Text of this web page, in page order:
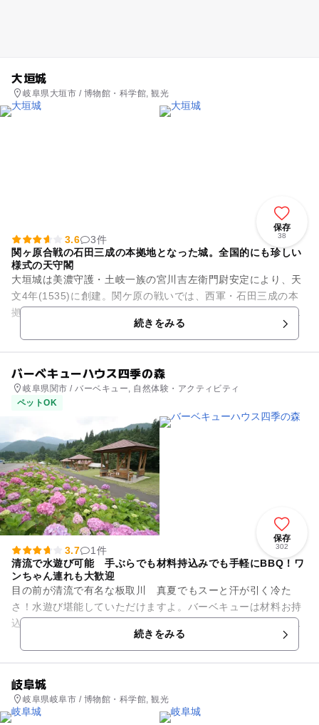
大垣城
岐阜県大垣市 / 博物館・科学館, 観光
保存
38
3.6
3件
関ヶ原合戦の石田三成の本拠地となった城。全国的にも珍しい
様式の天守閣
大垣城は美濃守護・土岐一族の宮川吉左衛門尉安定により、天
文4年(1535)に創建。関ケ原の戦いでは、西軍・石田三成の本
拠地となった歴史上重要な城です。城内には、関ヶ原の合戦や
続きをみる
バーベキューハウス四季の森
岐阜県関市 / バーベキュー, 自然体験・アクティビティ
ペットOK
保存
302
3.7
1件
清流で水遊び可能 手ぶらでも材料持込みでも手軽にBBQ！ワ
ンちゃん連れも大歓迎
目の前が清流で有名な板取川 真夏でもスーと汗が引く冷た
さ！水遊び堪能していただけますよ。バーベキューは材料お持
込みでも 土日祝祭日は全くの手ぶらでもお楽しみいただけま
す。全席しっかりした屋根があ...
続きをみる
岐阜城
岐阜県岐阜市 / 博物館・科学館, 観光